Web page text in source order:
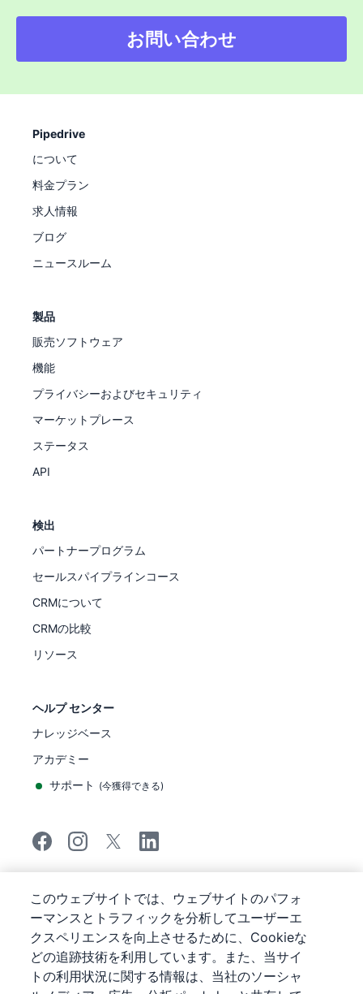
お問い合わせ
Pipedrive
について
料金プラン
求人情報
ブログ
ニュースルーム
製品
販売ソフトウェア
機能
プライバシーおよびセキュリティ
マーケットプレース
ステータス
API
検出
パートナープログラム
セールスパイプラインコース
CRMについて
CRMの比較
リソース
ヘルプ センター
ナレッジベース
アカデミー
サポート (今獲得できる)
Pipedrive
サービス利用規約
Pipedrive
プライバシー通知
サイトマップ
クッキーに関する通知
Cookie 優先設定
このウェブサイトでは、ウェブサイトのパフォ
ーマンスとトラフィックを分析してユーザーエ
クスペリエンスを向上させるために、Cookieな
どの追跡技術を利用しています。また、当サイ
トの利用状況に関する情報は、当社のソーシャ